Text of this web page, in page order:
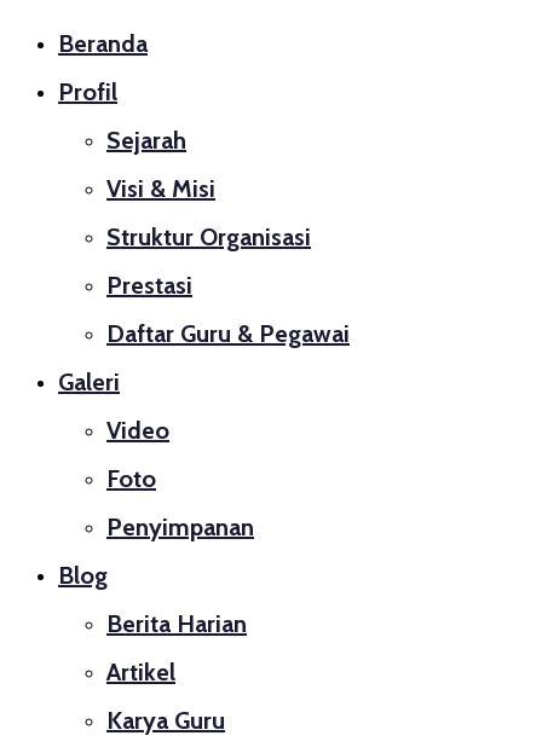
Beranda
Profil
Sejarah
Visi & Misi
Struktur Organisasi
Prestasi
Daftar Guru & Pegawai
Galeri
Video
Foto
Penyimpanan
Blog
Berita Harian
Artikel
Karya Guru